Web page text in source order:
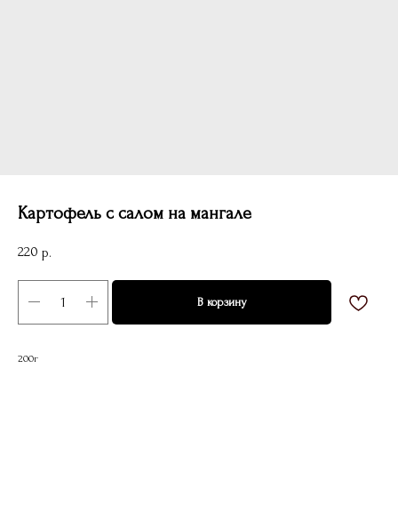
Картофель с салом на мангале
220 р.
В корзину
200г